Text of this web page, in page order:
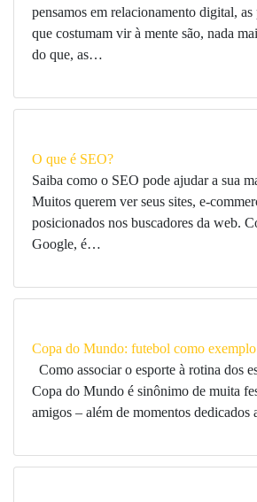
pensamos em relacionamento digital, as
que costumam vir à mente são, nada
do que, as…
O que é SEO?
Saiba como o SEO pode ajudar a sua
Muitos querem ver seus sites, e-
posicionados nos buscadores da web.
Google, é…
Copa do Mundo: futebol como exemplo
Como associar o esporte à rotina dos
Copa do Mundo é sinônimo de muita
amigos – além de momentos